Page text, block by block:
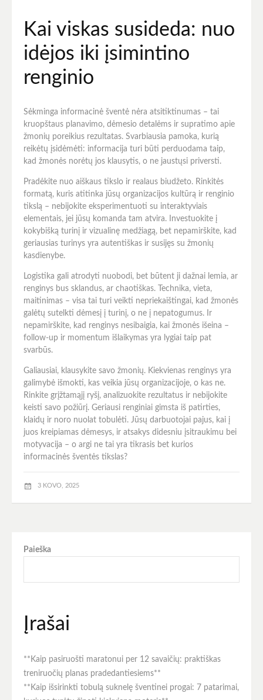
Kai viskas susideda: nuo
idėjos iki įsimintino
renginio
Sėkminga informacinė šventė nėra atsitiktinumas – tai
kruopštaus planavimo, dėmesio detalėms ir supratimo apie
žmonių poreikius rezultatas. Svarbiausia pamoka, kurią
reikėtų įsidėmėti: informacija turi būti perduodama taip,
kad žmonės norėtų jos klausytis, o ne jaustųsi priversti.
Pradėkite nuo aiškaus tikslo ir realaus biudžeto. Rinkitės
formatą, kuris atitinka jūsų organizacijos kultūrą ir renginio
tikslą – nebijokite eksperimentuoti su interaktyviais
elementais, jei jūsų komanda tam atvira. Investuokite į
kokybišką turinį ir vizualinę medžiagą, bet nepamirškite, kad
geriausias turinys yra autentiškas ir susijęs su žmonių
kasdienybe.
Logistika gali atrodyti nuobodi, bet būtent ji dažnai lemia, ar
renginys bus sklandus, ar chaotiškas. Technika, vieta,
maitinimas – visa tai turi veikti nepriekaištingai, kad žmonės
galėtų sutelkti dėmesį į turinį, o ne į nepatogumus. Ir
nepamirškite, kad renginys nesibaigia, kai žmonės išeina –
follow-up ir momentum išlaikymas yra lygiai taip pat
svarbūs.
Galiausiai, klausykite savo žmonių. Kiekvienas renginys yra
galimybė išmokti, kas veikia jūsų organizacijoje, o kas ne.
Rinkite grįžtamąjį ryšį, analizuokite rezultatus ir nebijokite
keisti savo požiūrį. Geriausi renginiai gimsta iš patirties,
klaidų ir noro nuolat tobulėti. Jūsų darbuotojai pajus, kai į
juos kreipiamas dėmesys, ir atsakys didesniu įsitraukimu bei
motyvacija – o argi ne tai yra tikrasis bet kurios
informacinės šventės tikslas?
3 KOVO, 2025
Paieška
Įrašai
**Kaip pasiruošti maratonui per 12 savaičių: praktiškas
treniruočių planas pradedantiesiems**
**Kaip išsirinkti tobulą suknelę šventinei progai: 7 patarimai,